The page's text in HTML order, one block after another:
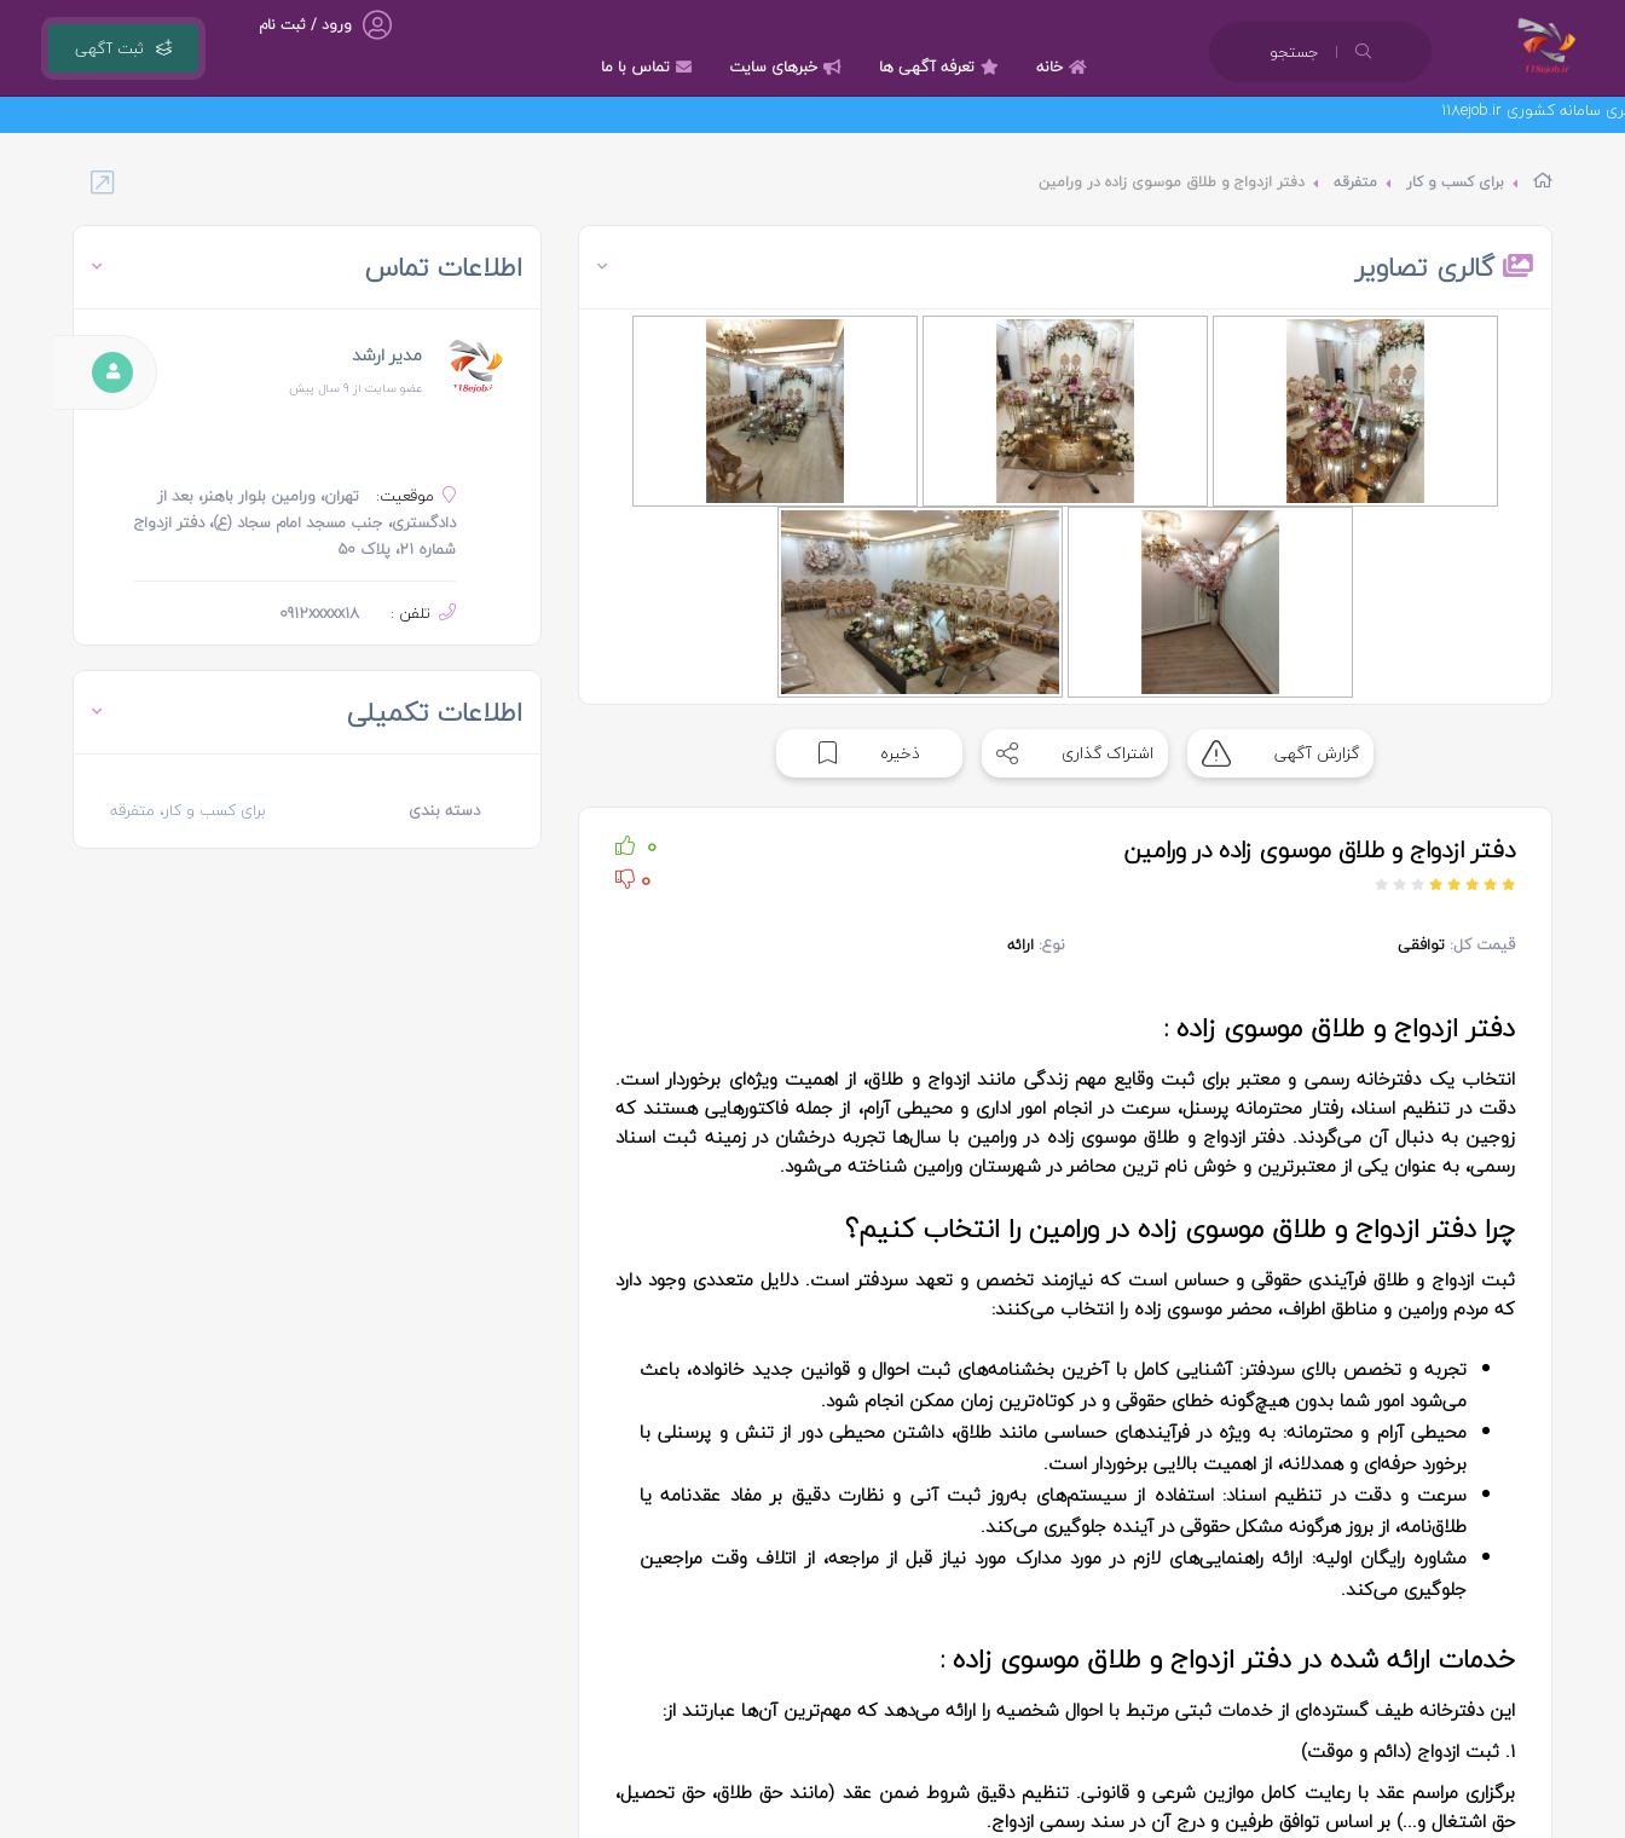
جستجو ثبت آگهی
ورود / ثبت نام
خانه تعرفه آگهی ها خبرهای سایت
تماس با ما
برای کسب و کار متفرقه دفتر ازدواج و طلاق موسوی زاده در ورامین
گالری تصاویر
گزارش آگهی اشتراک گذاری ذخیره
دفتر ازدواج و طلاق موسوی زاده در ورامین
0
0
قیمت کل: توافقی نوع: ارائه
دفتر ازدواج و طلاق موسوی زاده :
انتخاب یک دفترخانه رسمی و معتبر برای ثبت وقایع مهم زندگی مانند ازدواج و طلاق، از اهمیت ویژه‌ای برخوردار است.
دقت در تنظیم اسناد، رفتار محترمانه پرسنل، سرعت در انجام امور اداری و محیطی آرام، از جمله فاکتورهایی هستند که
زوجین به دنبال آن می‌گردند. دفتر ازدواج و طلاق موسوی زاده در ورامین با سال‌ها تجربه درخشان در زمینه ثبت اسناد
رسمی، به عنوان یکی از معتبرترین و خوش‌ نام‌ ترین محاضر در شهرستان ورامین شناخته می‌شود.
چرا دفتر ازدواج و طلاق موسوی زاده در ورامین را انتخاب کنیم؟
ثبت ازدواج و طلاق فرآیندی حقوقی و حساس است که نیازمند تخصص و تعهد سردفتر است. دلایل متعددی وجود دارد
که مردم ورامین و مناطق اطراف، محضر موسوی زاده را انتخاب می‌کنند:
تجربه و تخصص بالای سردفتر: آشنایی کامل با آخرین بخشنامه‌های ثبت احوال و قوانین جدید خانواده، باعث
می‌شود امور شما بدون هیچ‌گونه خطای حقوقی و در کوتاه‌ترین زمان ممکن انجام شود.
محیطی آرام و محترمانه: به ویژه در فرآیندهای حساسی مانند طلاق، داشتن محیطی دور از تنش و پرسنلی با
برخورد حرفه‌ای و همدلانه، از اهمیت بالایی برخوردار است.
سرعت و دقت در تنظیم اسناد: استفاده از سیستم‌های به‌روز ثبت آنی و نظارت دقیق بر مفاد عقدنامه یا
طلاق‌نامه، از بروز هرگونه مشکل حقوقی در آینده جلوگیری می‌کند.
مشاوره رایگان اولیه: ارائه راهنمایی‌های لازم در مورد مدارک مورد نیاز قبل از مراجعه، از اتلاف وقت مراجعین
جلوگیری می‌کند.
خدمات ارائه شده در دفتر ازدواج و طلاق موسوی زاده :
این دفترخانه طیف گسترده‌ای از خدمات ثبتی مرتبط با احوال شخصیه را ارائه می‌دهد که مهم‌ترین آن‌ها عبارتند از:
۱. ثبت ازدواج (دائم و موقت)
برگزاری مراسم عقد با رعایت کامل موازین شرعی و قانونی. تنظیم دقیق شروط ضمن عقد (مانند حق طلاق، حق تحصیل،
حق اشتغال و...) بر اساس توافق طرفین و درج آن در سند رسمی ازدواج.
اطلاعات تماس
مدیر ارشد
عضو سایت از 9 سال پیش
موقعیت:
تهران، ورامین بلوار باهنر، بعد از
دادگستری، جنب مسجد امام سجاد (ع)، دفتر ازدواج
شماره ۲۱، پلاک ۵۰
تلفن : 0912xxxxx18
اطلاعات تکمیلی
دسته بندی برای کسب و کار، متفرقه